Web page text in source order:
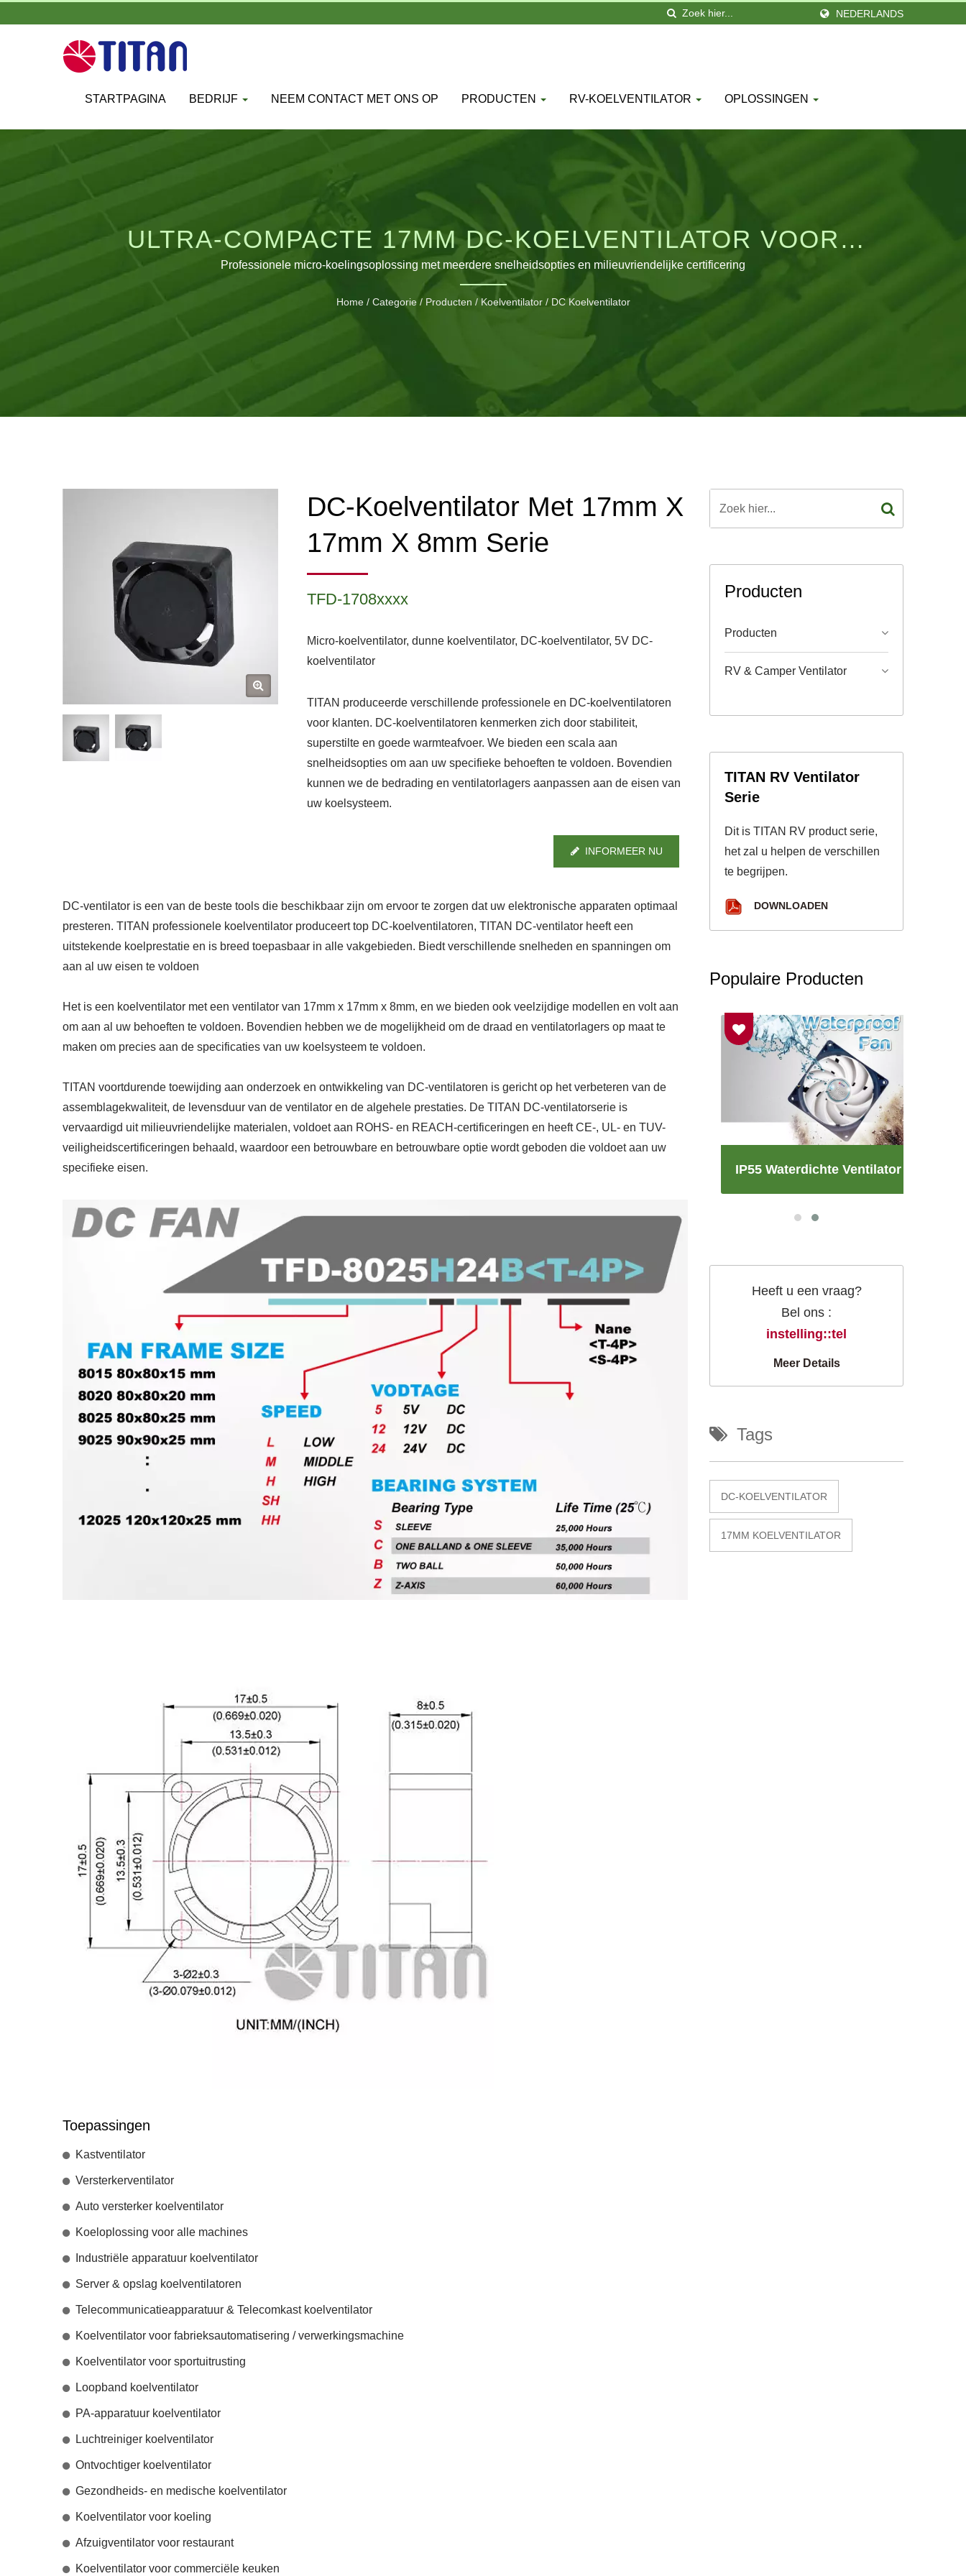
NEDERLANDS
STARTPAGINA BEDRIJF NEEM CONTACT MET ONS OP PRODUCTEN RV-KOELVENTILATOR OPLOSSINGEN
ULTRA-COMPACTE 17MM DC-KOELVENTILATOR VOOR
PRECISIETHERMISCH BEHEER
Professionele micro-koelingsoplossing met meerdere snelheidsopties en milieuvriendelijke certificering
Home / Categorie / Producten / Koelventilator / DC Koelventilator
DC-Koelventilator Met 17mm X
17mm X 8mm Serie
TFD-1708xxxx
Micro-koelventilator, dunne koelventilator, DC-koelventilator, 5V DC-
koelventilator
TITAN produceerde verschillende professionele en DC-koelventilatoren
voor klanten. DC-koelventilatoren kenmerken zich door stabiliteit,
superstilte en goede warmteafvoer. We bieden een scala aan
snelheidsopties om aan uw specifieke behoeften te voldoen. Bovendien
kunnen we de bedrading en ventilatorlagers aanpassen aan de eisen van
uw koelsysteem.
INFORMEER NU
DC-ventilator is een van de beste tools die beschikbaar zijn om ervoor te zorgen dat uw elektronische apparaten optimaal
presteren. TITAN professionele koelventilator produceert top DC-koelventilatoren, TITAN DC-ventilator heeft een
uitstekende koelprestatie en is breed toepasbaar in alle vakgebieden. Biedt verschillende snelheden en spanningen om
aan al uw eisen te voldoen
Het is een koelventilator met een ventilator van 17mm x 17mm x 8mm, en we bieden ook veelzijdige modellen en volt aan
om aan al uw behoeften te voldoen. Bovendien hebben we de mogelijkheid om de draad en ventilatorlagers op maat te
maken om precies aan de specificaties van uw koelsysteem te voldoen.
TITAN voortdurende toewijding aan onderzoek en ontwikkeling van DC-ventilatoren is gericht op het verbeteren van de
assemblagekwaliteit, de levensduur van de ventilator en de algehele prestaties. De TITAN DC-ventilatorserie is
vervaardigd uit milieuvriendelijke materialen, voldoet aan ROHS- en REACH-certificeringen en heeft CE-, UL- en TUV-
veiligheidscertificeringen behaald, waardoor een betrouwbare en betrouwbare optie wordt geboden die voldoet aan uw
specifieke eisen.
Toepassingen
Kastventilator
Versterkerventilator
Auto versterker koelventilator
Koeloplossing voor alle machines
Industriële apparatuur koelventilator
Server & opslag koelventilatoren
Telecommunicatieapparatuur & Telecomkast koelventilator
Koelventilator voor fabrieksautomatisering / verwerkingsmachine
Koelventilator voor sportuitrusting
Loopband koelventilator
PA-apparatuur koelventilator
Luchtreiniger koelventilator
Ontvochtiger koelventilator
Gezondheids- en medische koelventilator
Koelventilator voor koeling
Afzuigventilator voor restaurant
Koelventilator voor commerciële keuken
Producten
Producten
RV & Camper Ventilator
TITAN RV Ventilator
Serie
Dit is TITAN RV product serie,
het zal u helpen de verschillen
te begrijpen.
DOWNLOADEN
Populaire Producten
RV Koelkast Ventilator IP55 Waterdichte Ventilator
Heeft u een vraag?
Bel ons :
instelling::tel
Meer Details
Tags
DC-KOELVENTILATOR
17MM KOELVENTILATOR